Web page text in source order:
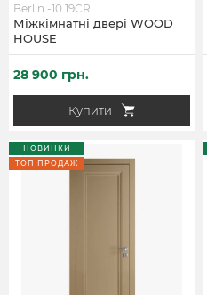
Міжкімнатні двері WOOD
HOUSE
Berlin -10.19CR
Купити
28 900 грн.
НОВИНКИ
ТОП ПРОДАЖ